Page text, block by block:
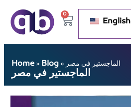
0
English
Home » Blog » الماجستير في مصر
الماجستير في مصر